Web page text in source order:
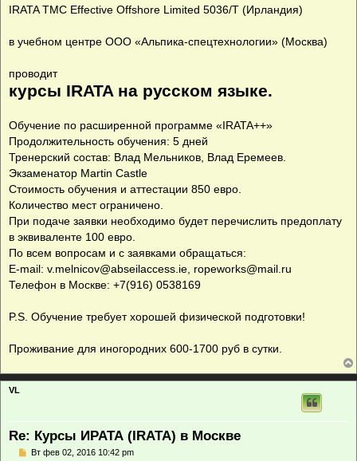
е
н
IRATA TMC Effective Offshore Limited 5036/T (Ирландия)
в учебном центре ООО «Альпика-спецтехнологии» (Москва)
проводит
курсы IRATA на русском языке.
Обучение по расширенной программе «IRATA++»
Продолжительность обучения: 5 дней
Тренерский состав: Влад Мельников, Влад Еремеев.
Экзаменатор Martin Castle
Стоимость обучения и аттестации 850 евро.
Количество мест ограничено.
При подаче заявки необходимо будет перечислить предоплату
в эквиваленте 100 евро.
По всем вопросам и с заявками обращаться:
E-mail: v.melnicov@abseilaccess.ie ropeworks@mail.ru
Телефон в Москве: +7(916) 0538169
P.S. Обучение требует хорошей физической подготовки!
Проживание для иногородних 600-1700 руб в сутки.
VL
Re: Курсы ИРАТА (IRATA) в Москве
СВт фев 02, 2016 10:42 pm